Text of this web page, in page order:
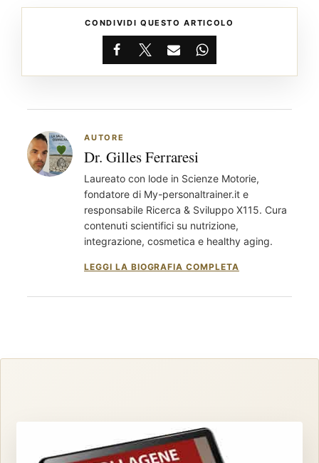
CONDIVIDI QUESTO ARTICOLO
Facebook
X EmailWhatsApp
AUTORE
Dr. Gilles Ferraresi
Laureato con lode in Scienze Motorie,
fondatore di My-personaltrainer.it e
responsabile Ricerca & Sviluppo X115. Cura
contenuti scientifici su nutrizione,
integrazione, cosmetica e healthy aging.
LEGGI LA BIOGRAFIA COMPLETA